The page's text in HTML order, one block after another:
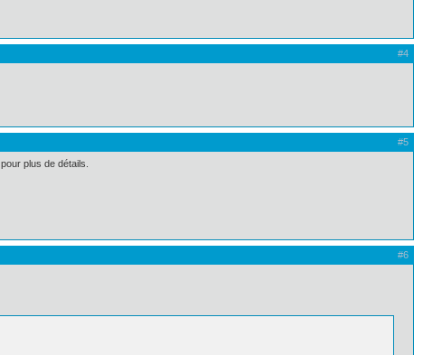
#4
#5
pour plus de détails.
#6